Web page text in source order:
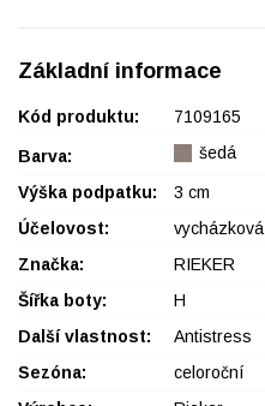
Základní informace
Kód produktu: 7109165
Barva: šedá
Výška podpatku:
3 cm
Účelovost:
vycházková
Značka:
RIEKER
Šířka boty:
H
Další vlastnost:
Antistress
Sezóna:
celoroční